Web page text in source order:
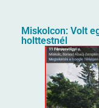
Miskolcon: Volt
holttestnél